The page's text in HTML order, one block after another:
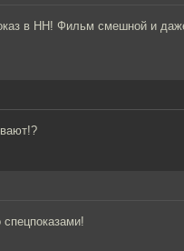
в НН! Фильм смешной и